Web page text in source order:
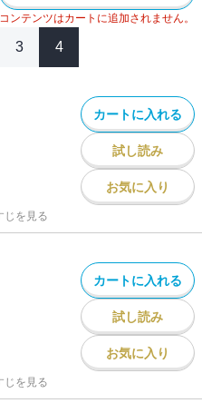
テンツはカートに追加されません。
3 4
カートに入れる
試し読み
お気に入り
じを見る
カートに入れる
試し読み
お気に入り
じを見る